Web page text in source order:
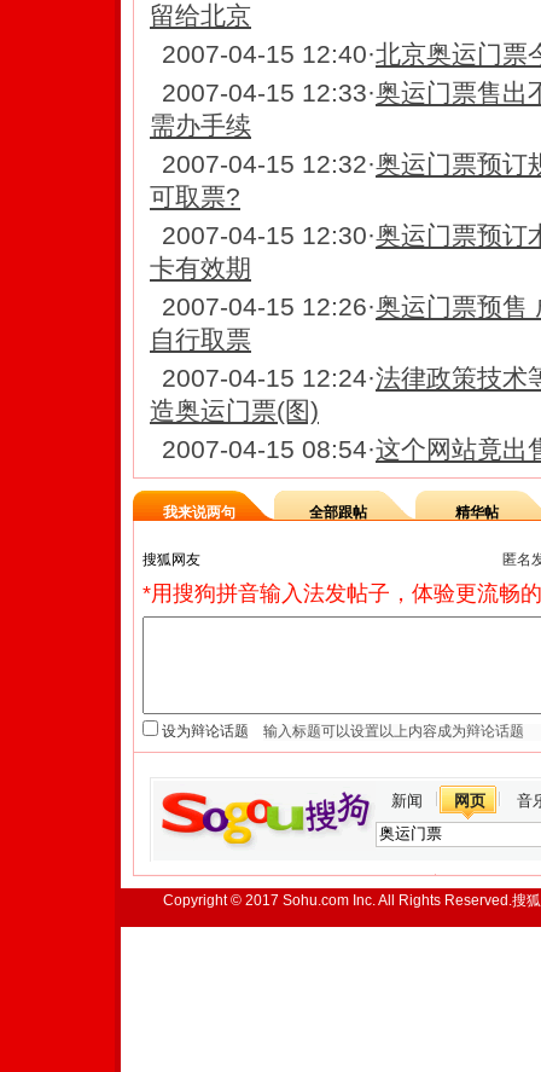
留给北京
2007-04-15 12:40·北京奥运门票
2007-04-15 12:33·奥运门票售出
需办手续
2007-04-15 12:32·奥运门票预订
可取票?
2007-04-15 12:30·奥运门票预订
卡有效期
2007-04-15 12:26·奥运门票预售
自行取票
2007-04-15 12:24·法律政策技术
造奥运门票(图)
2007-04-15 08:54·这个网站竟出
我来说两句 全部跟帖 精华帖
匿名
*用搜狗拼音输入法发帖子，体验更流畅
设为辩论话题
新闻 网页 音
Copyright © 2017 Sohu.com Inc. All Rights Reserved.搜